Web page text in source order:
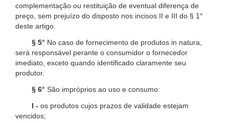
complementação ou restituição de eventual diferença de
preço, sem prejuízo do disposto nos incisos II e III do § 1°
deste artigo.
§ 5° No caso de fornecimento de produtos in natura,
será responsável perante o consumidor o fornecedor
imediato, exceto quando identificado claramente seu
produtor.
§ 6° São impróprios ao uso e consumo:
I - os produtos cujos prazos de validade estejam
vencidos;